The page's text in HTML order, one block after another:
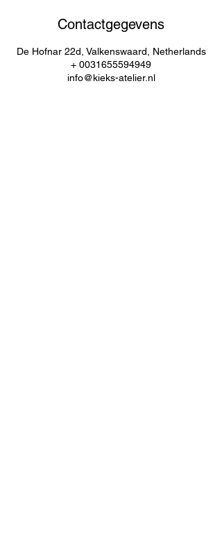
Contactgegevens
De Hofnar 22d, Valkenswaard, Netherlands
+ 0031655594949
info@kieks-atelier.nl